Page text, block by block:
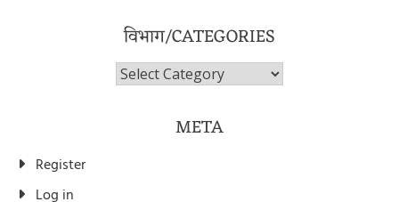
विभाग/CATEGORIES
विभाग/Categories
META
Register
Log in